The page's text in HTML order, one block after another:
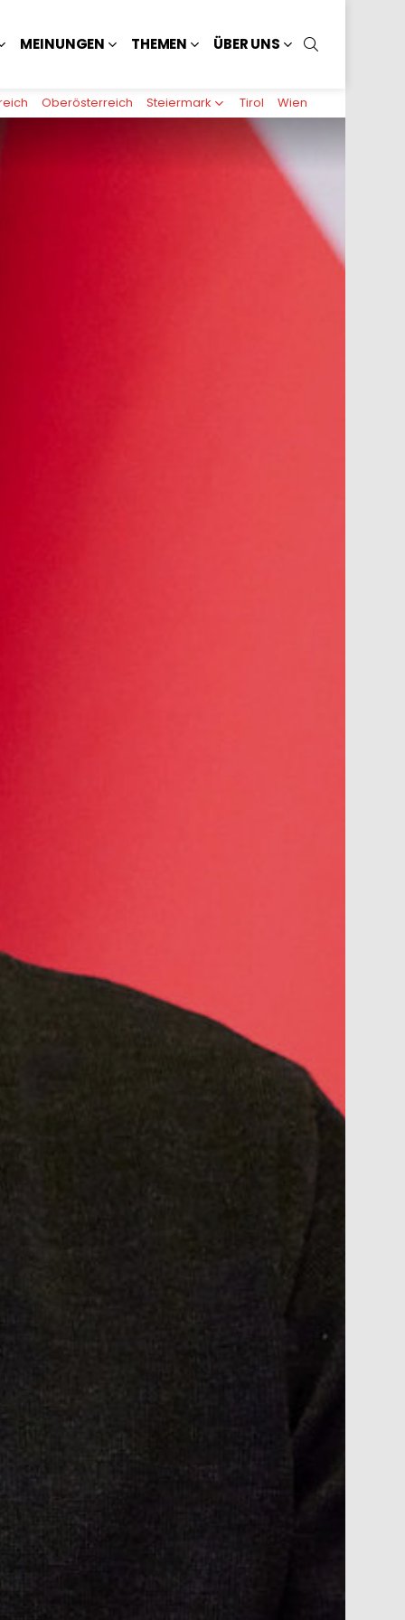
MEINUNGEN THEMEN ÜBER UNS
Oberösterreich Steiermark Tirol Wien